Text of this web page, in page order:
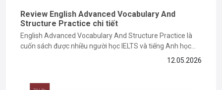
Review English Advanced Vocabulary And
Structure Practice chi tiết
English Advanced Vocabulary And Structure Practice là
cuốn sách được nhiều người học IELTS và tiếng Anh học
thuật lựa chọn để nâng cao vốn từ vựng cũng như cấu trúc
12.05.2026